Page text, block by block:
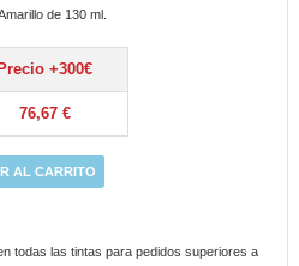
de 130 ml.
Precio +300€
76,67 €
AL CARRITO
todas las tintas para pedidos superiores a